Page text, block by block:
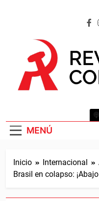
MENÚ
Inicio Internacional
Brasil en colapso: